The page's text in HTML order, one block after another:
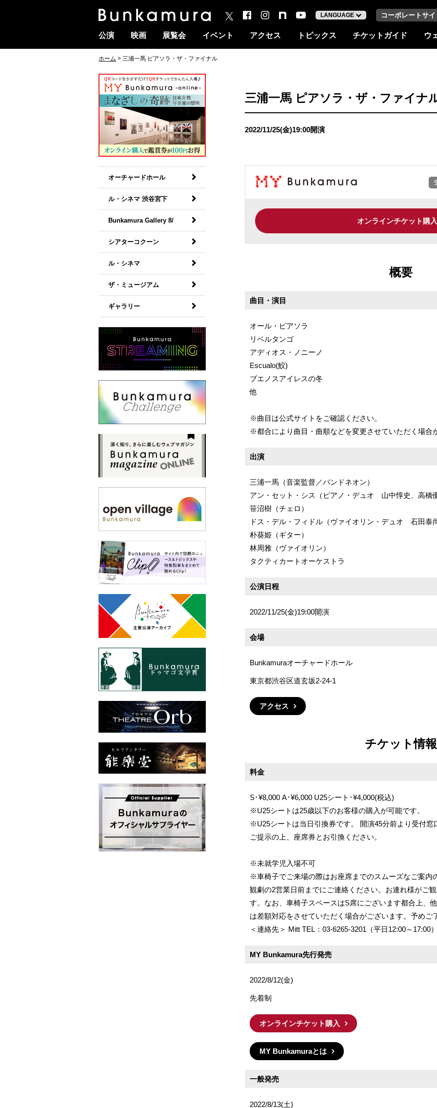
LANGUAGE コーポレートサイ
公演 映画 展覧会 イベント アクセス トピックス チケットガイド ウ
ホーム > 三浦一馬 ピアソラ・ザ・ファイナル
三浦一馬 ピアソラ・ザ・ファイナ
2022/11/25(金)19:00開演
オンラインチケット購入
概要
曲目・演目
オール・ピアソラ
リベルタンゴ
アディオス・ノニーノ
Escualo(鮫)
ブエノスアイレスの冬
他
※曲目は公式サイトをご確認ください。
※都合により曲目・曲順などを変更させていただく場合
出演
三浦一馬（音楽監督／バンドネオン）
アン・セット・シス（ピアノ・デュオ 山中惇史、高橋
笹沼樹（チェロ）
ドス・デル・フィドル（ヴァイオリン・デュオ 石田泰
朴葵姫（ギター）
林周雅（ヴァイオリン）
タクティカートオーケストラ
公演日程
2022/11/25(金)19:00開演
会場
Bunkamuraオーチャードホール
東京都渋谷区道玄坂2-24-1
アクセス
チケット情報
料金
S･¥8,000 A･¥6,000 U25シート･¥4,000(税込)
※U25シートは25歳以下のお客様の購入が可能です。
※U25シートは当日引換券です。 開演45分前より受付窓
ご提示の上、座席券とお引換ください。
※未就学児入場不可
※車椅子でご来場の際はお座席までのスムーズなご案内
観劇の2営業日前までにご連絡ください。お連れ様がご
す。なお、車椅子スペースはS席にございます都合上、
は差額対応をさせていただく場合がございます。予めご
＜連絡先＞ Mitt TEL：03-6265-3201（平日12:00～17:00）
MY Bunkamura先行発売
2022/8/12(金)
先着制
オンラインチケット購入
MY Bunkamuraとは
一般発売
2022/8/13(土)
オーチャードホール
ル・シネマ 渋谷宮下
Bunkamura Gallery 8/
シアターコクーン
ル・シネマ
ザ・ミュージアム
ギャラリー